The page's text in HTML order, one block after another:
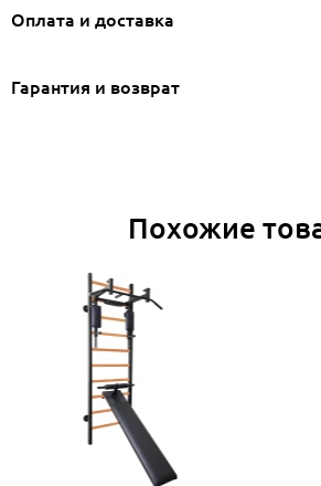
Оплата и доставка
Гарантия и возврат
Похожие